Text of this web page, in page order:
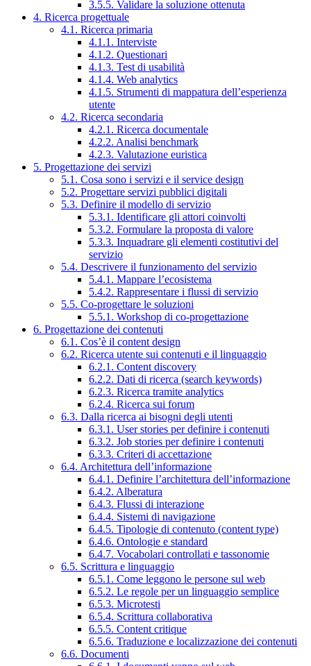
3.5.5. Validare la soluzione ottenuta
4. Ricerca progettuale
4.1. Ricerca primaria
4.1.1. Interviste
4.1.2. Questionari
4.1.3. Test di usabilità
4.1.4. Web analytics
4.1.5. Strumenti di mappatura dell’esperienza
utente
4.2. Ricerca secondaria
4.2.1. Ricerca documentale
4.2.2. Analisi benchmark
4.2.3. Valutazione euristica
5. Progettazione dei servizi
5.1. Cosa sono i servizi e il service design
5.2. Progettare servizi pubblici digitali
5.3. Definire il modello di servizio
5.3.1. Identificare gli attori coinvolti
5.3.2. Formulare la proposta di valore
5.3.3. Inquadrare gli elementi costitutivi del
servizio
5.4. Descrivere il funzionamento del servizio
5.4.1. Mappare l’ecosistema
5.4.2. Rappresentare i flussi di servizio
5.5. Co-progettare le soluzioni
5.5.1. Workshop di co-progettazione
6. Progettazione dei contenuti
6.1. Cos’è il content design
6.2. Ricerca utente sui contenuti e il linguaggio
6.2.1. Content discovery
6.2.2. Dati di ricerca (search keywords)
6.2.3. Ricerca tramite analytics
6.2.4. Ricerca sui forum
6.3. Dalla ricerca ai bisogni degli utenti
6.3.1. User stories per definire i contenuti
6.3.2. Job stories per definire i contenuti
6.3.3. Criteri di accettazione
6.4. Architettura dell’informazione
6.4.1. Definire l’architettura dell’informazione
6.4.2. Alberatura
6.4.3. Flussi di interazione
6.4.4. Sistemi di navigazione
6.4.5. Tipologie di contenuto (content type)
6.4.6. Ontologie e standard
6.4.7. Vocabolari controllati e tassonomie
6.5. Scrittura e linguaggio
6.5.1. Come leggono le persone sul web
6.5.2. Le regole per un linguaggio semplice
6.5.3. Microtesti
6.5.4. Scrittura collaborativa
6.5.5. Content critique
6.5.6. Traduzione e localizzazione dei contenuti
6.6. Documenti